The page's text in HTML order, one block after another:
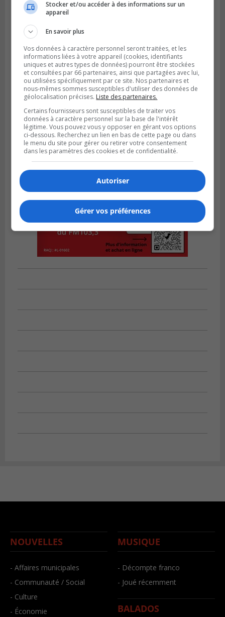
NOUVELLES
- Affaires municipales
- Communauté / Social
- Culture
- Économie
MUSIQUE
- Décompte franco
- Joué récemment
BALADOS
Stocker et/ou accéder à des informations sur un
appareil
En savoir plus
Vos données à caractère personnel seront traitées, et les
informations liées à votre appareil (cookies, identifiants
uniques et autres types de données) pourront être stockées
et consultées par 66 partenaires, ainsi que partagées avec lui,
ou utilisées spécifiquement par ce site. Nos partenaires et
nous-mêmes sommes susceptibles d'utiliser des données de
géolocalisation précises. Liste des partenaires.
Certains fournisseurs sont susceptibles de traiter vos
données à caractère personnel sur la base de l'intérêt
légitime. Vous pouvez vous y opposer en gérant vos options
ci-dessous. Recherchez un lien en bas de cette page ou dans
le menu du site pour gérer ou retirer votre consentement
dans les paramètres des cookies et de confidentialité.
Autoriser
Gérer vos préférences